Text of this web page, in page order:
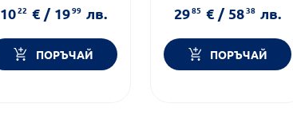
Форма на продукта:
таблетки
1022 € / 1999 лв.
ПОРЪЧАЙ
Форма на продукта:
таблетки
2985 € / 5838 лв.
ПОРЪЧАЙ